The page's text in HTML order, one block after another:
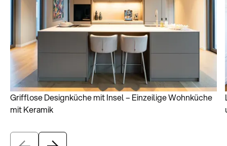
Grifflose Designküche mit Insel – Einzeilige Wohnküche
mit Keramik